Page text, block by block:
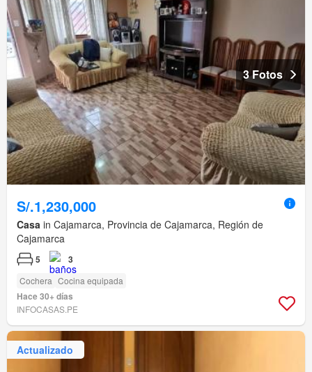
3 Fotos
S/.1,230,000
Casa in Cajamarca, Provincia de Cajamarca, Región de
Cajamarca
5 3
Cochera Cocina equipada
Hace 30+ días
INFOCASAS.PE
Actualizado